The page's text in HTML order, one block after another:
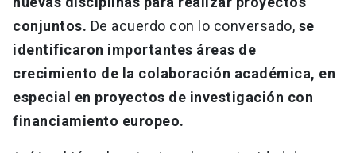
conjuntos. De acuerdo con lo conversado, se
identificaron importantes áreas de
crecimiento de la colaboración académica, en
especial en proyectos de investigación con
financiamiento europeo.